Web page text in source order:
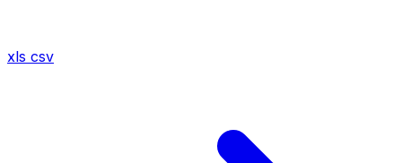
xls csv